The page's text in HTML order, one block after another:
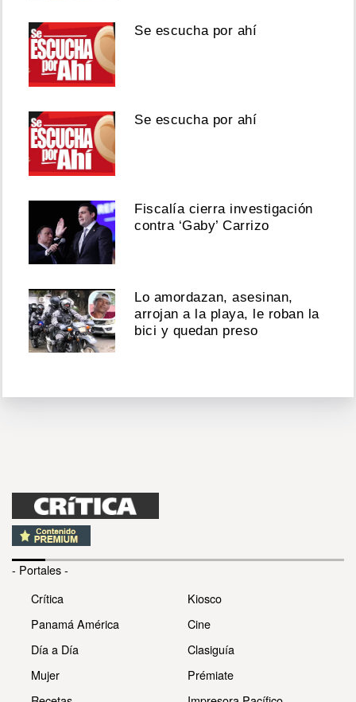
Se escucha por ahí
Se escucha por ahí
Fiscalía cierra investigación
contra ‘Gaby’ Carrizo
Lo amordazan, asesinan,
arrojan a la playa, le roban la
bici y quedan preso
- Portales -
Crítica
Panamá América
Día a Día
Mujer
Kiosco
Cine
Clasiguía
Prémiate